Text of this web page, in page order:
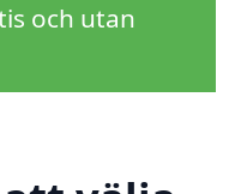
och utan